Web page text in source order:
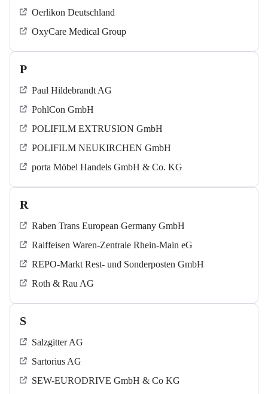
Oerlikon Deutschland
OxyCare Medical Group
P
Paul Hildebrandt AG
PohlCon GmbH
POLIFILM EXTRUSION GmbH
POLIFILM NEUKIRCHEN GmbH
porta Möbel Handels GmbH & Co. KG
R
Raben Trans European Germany GmbH
Raiffeisen Waren-Zentrale Rhein-Main eG
REPO-Markt Rest- und Sonderposten GmbH
Roth & Rau AG
S
Salzgitter AG
Sartorius AG
SEW-EURODRIVE GmbH & Co KG